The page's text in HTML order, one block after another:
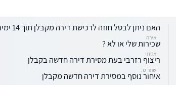
האם ניתן לבטל חוזה לרכישת דירה מקבלן תוך 14 ימים מחתימתו?
אירה
שכירות שלי או לא ?
אסתי
ריצוף רזרבי בעת מסירת דירה חדשה בקבלן
שחר מ.
איחור נוסף במסירת דירה חדשה מקבלן